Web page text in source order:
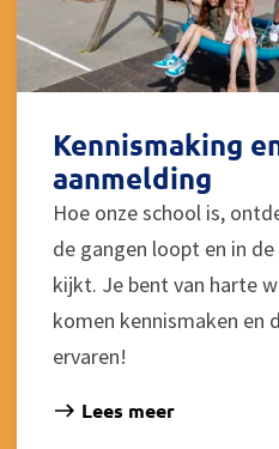
Kennismaking
aanmelding
Hoe onze school is,
de gangen loopt en in
kijkt. Je bent van harte
komen kennismaken en
ervaren!
Lees meer